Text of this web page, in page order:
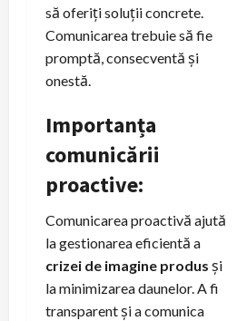
să oferiți soluții concrete.
Comunicarea trebuie să fie
promptă, consecventă și
onestă.
Importanța
comunicării
proactive:
Comunicarea proactivă ajută
la gestionarea eficientă a
crizei de imagine produs și
la minimizarea daunelor. A fi
transparent și a comunica